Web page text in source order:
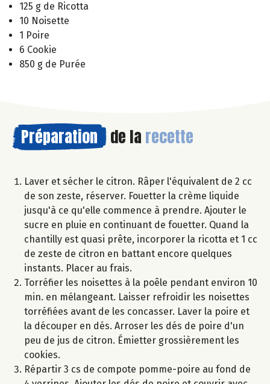
125 g de Ricotta
10 Noisette
1 Poire
6 Cookie
850 g de Purée
Préparation de la recette
Laver et sécher le citron. Râper l'équivalent de 2 cc
de son zeste, réserver. Fouetter la crème liquide
jusqu'à ce qu'elle commence à prendre. Ajouter le
sucre en pluie en continuant de fouetter. Quand la
chantilly est quasi prête, incorporer la ricotta et 1 cc
de zeste de citron en battant encore quelques
instants. Placer au frais.
Torréfier les noisettes à la poêle pendant environ 10
min. en mélangeant. Laisser refroidir les noisettes
torréfiées avant de les concasser. Laver la poire et
la découper en dés. Arroser les dés de poire d'un
peu de jus de citron. Émietter grossièrement les
cookies.
Répartir 3 cs de compote pomme-poire au fond de